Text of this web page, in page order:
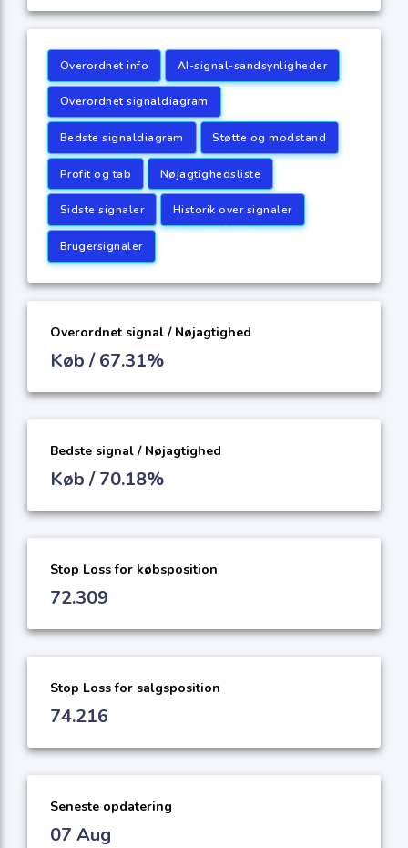
Overordnet info AI-signal-sandsynligheder
Overordnet signaldiagram
Bedste signaldiagram Støtte og modstand
Profit og tab Nøjagtighedsliste
Sidste signaler Historik over signaler
Brugersignaler
Overordnet signal / Nøjagtighed
Køb / 67.31%
Bedste signal / Nøjagtighed
Køb / 70.18%
Stop Loss for købsposition
72.309
Stop Loss for salgsposition
74.216
Seneste opdatering
07 Aug